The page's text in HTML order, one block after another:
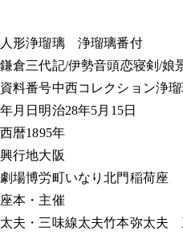
人形浄瑠璃浄瑠璃番付
鎌倉三代記/伊勢音頭恋寝剣/娘
資料番号中西コレクション浄瑠
年月日 明治28年5月15日
西暦1895年
興行地大阪
劇場博労町いなり北門稲荷座
座本・主催
太夫・三味線太夫竹本弥太夫